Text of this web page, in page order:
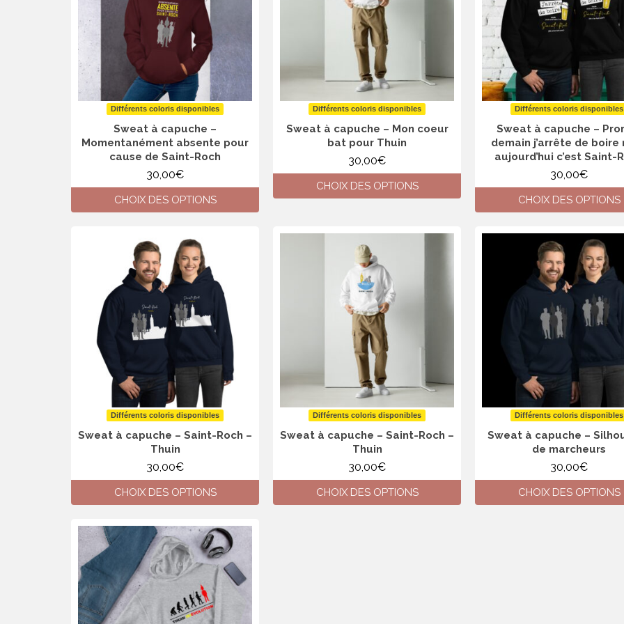
peuvent
être
choisies
page
du
produit
être
choisies
sur
la
page
du
produit
choisies
produit
Différents coloris disponibles
Sweat à capuche –
Momentanément absente pour
cause de Saint-Roch
30,00€
CHOIX DES OPTIONS
plusieurs
variations.
Les
options
peuvent
être
page
du
produit
Différents coloris disponibles
Sweat à capuche – Mon coeur
bat pour Thuin
30,00€
CHOIX DES OPTIONS
a
plusieurs
variations.
Les
options
peuvent
être
choisies
sur
la
page
du
produit
Différents coloris disponibles
Sweat à capuche –
demain j’arrête de boire
aujourd’hui c’est Saint-
30,00€
CHOIX DES OPTIONS
produit
plusieurs
variations.
Les
options
peuvent
page
du
produit
Différents coloris disponibles
Sweat à capuche – Saint-Roch –
Thuin
30,00€
CHOIX DES OPTIONS
produit
a
plusieurs
variations.
Les
options
peuvent
Différents coloris disponibles
Sweat à capuche – Saint-Roch –
Thuin
30,00€
CHOIX DES OPTIONS
Différents coloris disponibles
Sweat à capuche –
de marcheurs
30,00€
CHOIX DES OPTIONS